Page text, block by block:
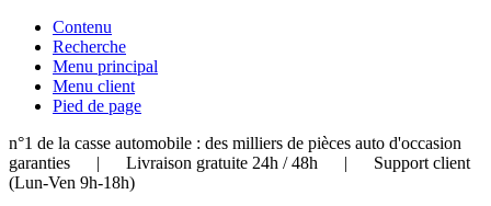
Contenu
Recherche
Menu principal
Menu client
Pied de page
n°1 de la casse automobile : des milliers de pièces auto d'occasion
garanties | Livraison gratuite 24h / 48h | Support client
(Lun-Ven 9h-18h)